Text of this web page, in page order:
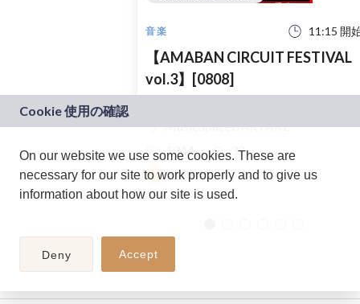
音楽 11:15 開
【AMABAN CIRCUIT FESTIVAL
vol.3】[0808]
MusicSpaceBARTAKE
1344
32
BARTAKE
On our website we use some cookies. These are
necessary for our site to work properly and to give us
information about how our site is used.
Deny Accept